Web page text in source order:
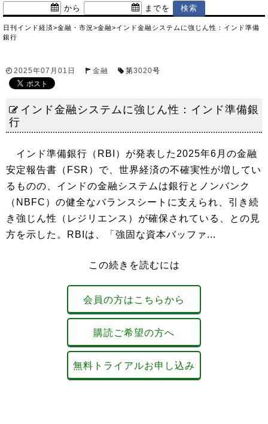
から
までを
日刊インド経済>金融・市況 >金融>インド金融システムに強じん性：インド準備
銀行
2025年07月01日 金融 第3020号
インド金融システムに強じん性：インド準備銀
行
インド準備銀行（RBI）が発表した2025年6月の金融
安定報告書（FSR）で、世界経済の不確実性が増してい
るものの、インドの金融システムは銀行とノンバンク
（NBFC）の健全なバランスシートに支えられ、引き続
き強じん性（レジリエンス）が確保されている、との見
方を示した。RBIは、「強固な資本バッファ...
この続きを読むには
会員の方はこちらから
購読ご希望の方へ
無料トライアルお申し込み